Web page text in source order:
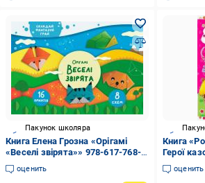
Пакунок школяра
Книга Елена Грозна «Орігамі
«Веселі звірята»» 978-617-768-
688-9
оценить
Книга
Герої
оценить